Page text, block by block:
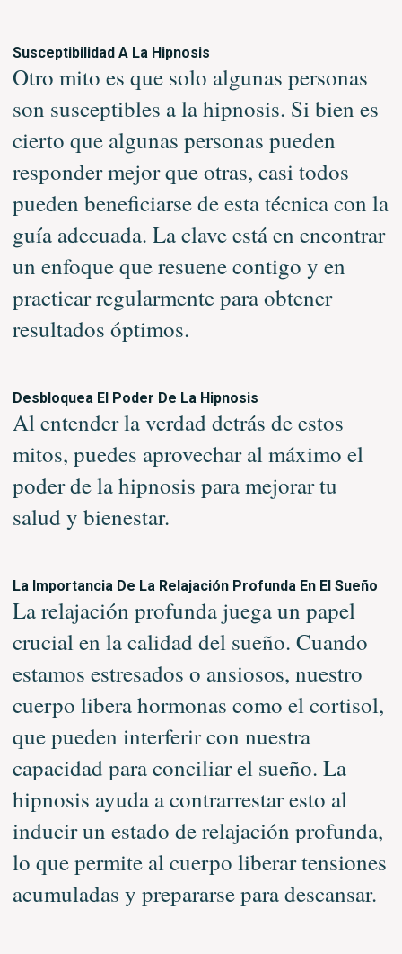
Susceptibilidad A La Hipnosis
Otro mito es que solo algunas personas
son susceptibles a la hipnosis. Si bien es
cierto que algunas personas pueden
responder mejor que otras, casi todos
pueden beneficiarse de esta técnica con la
guía adecuada. La clave está en encontrar
un enfoque que resuene contigo y en
practicar regularmente para obtener
resultados óptimos.
Desbloquea El Poder De La Hipnosis
Al entender la verdad detrás de estos
mitos, puedes aprovechar al máximo el
poder de la hipnosis para mejorar tu
salud y bienestar.
La Importancia De La Relajación Profunda En El Sueño
La relajación profunda juega un papel
crucial en la calidad del sueño. Cuando
estamos estresados o ansiosos, nuestro
cuerpo libera hormonas como el cortisol,
que pueden interferir con nuestra
capacidad para conciliar el sueño. La
hipnosis ayuda a contrarrestar esto al
inducir un estado de relajación profunda,
lo que permite al cuerpo liberar tensiones
acumuladas y prepararse para descansar.